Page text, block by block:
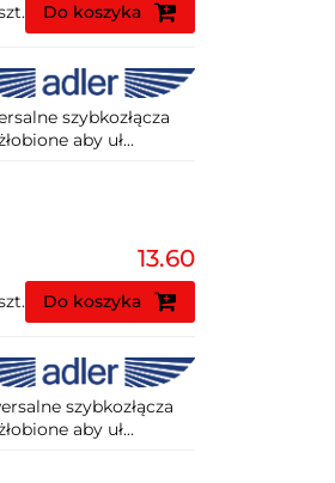
Do koszyka
szybkozłącza
aby uł...
13.60
Do koszyka
szybkozłącza
aby uł...